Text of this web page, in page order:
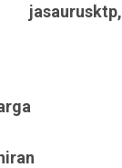
jasaurusktp,